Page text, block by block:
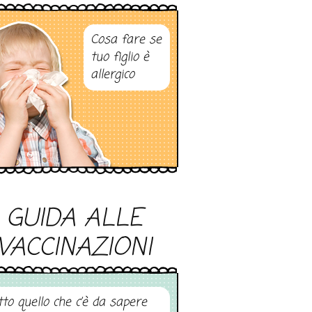
Cosa fare se
tuo figlio è
allergico
GUIDA ALLE
quello che c’è da sapere